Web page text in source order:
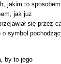
jakim to sposobem
jak już
się przez
o symbol
by to jego